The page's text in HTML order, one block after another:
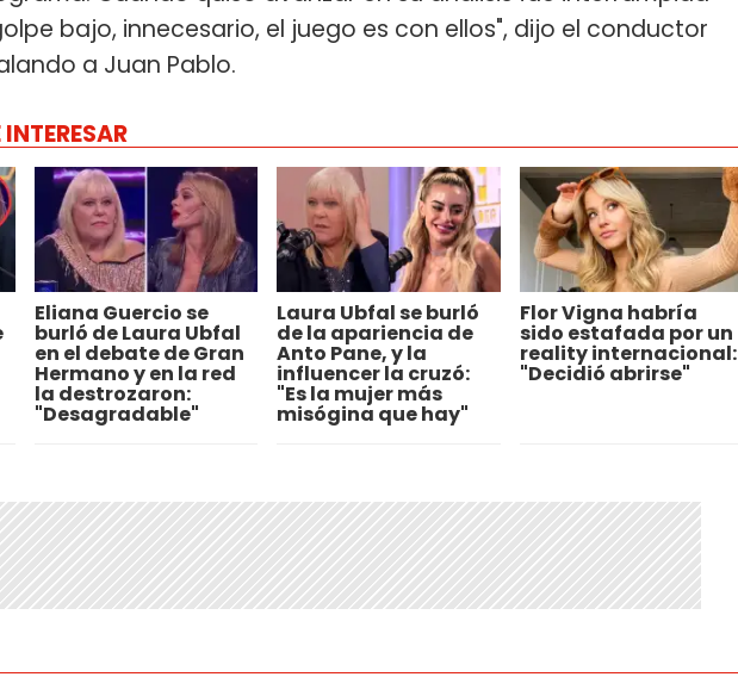
bajo, innecesario, el juego es con ellos", dijo el conductor
a Juan Pablo.
Eliana Guercio se
burló de Laura Ubfal
en el debate de Gran
Hermano y en la red
la destrozaron:
"Desagradable"
Laura Ubfal se burló
de la apariencia de
Anto Pane, y la
influencer la cruzó:
"Es la mujer más
misógina que hay"
Flor Vigna habría
sido estafada por un
reality internacional:
"Decidió abrirse"